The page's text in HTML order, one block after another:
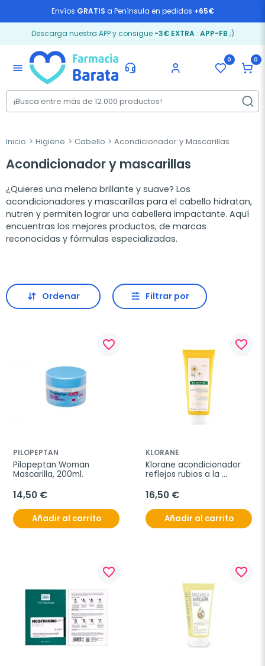
Envíos GRATIS a Península en pedidos +65€
Descarga nuestra APP y consigue -3€ EXTRA: APP-FB ;)
menu
0 0
Inicio Higiene Cabello Acondicionador y Mascarillas
Acondicionador y mascarillas
¿Quieres una melena brillante y suave? Los
acondicionadores y mascarillas para el cabello hidratan,
nutren y permiten lograr una cabellera impactante. Aquí
encuentras los mejores productos, de marcas
reconocidas y fórmulas especializadas.
Ordenar Filtrar por
favorite_border
PILOPEPTAN
Pilopeptan Woman
Mascarilla, 200ml.
14,50 €
Añadir al carrito
favorite_border
KLORANE
Klorane acondicionador
reflejos rubios a la
16,50 €
Añadir al carrito
favorite_border favorite_border